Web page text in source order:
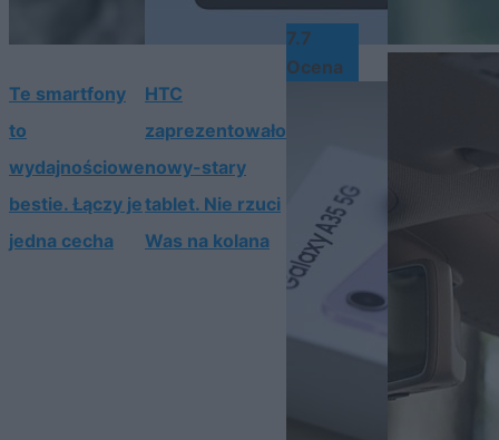
Te smartfony
to
wydajnościowe
bestie. Łączy je
jedna cecha
HTC
zaprezentowało
nowy-stary
tablet. Nie rzuci
Was na kolana
7.7
Ocena